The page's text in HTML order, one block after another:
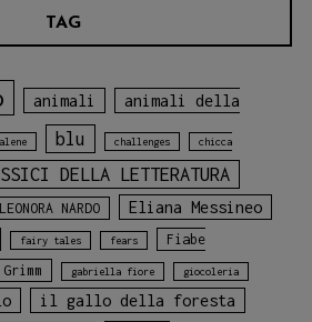
TAG
animali animali della
blu challenges chicca
DELLA LETTERATURA
NARDO
Eliana Messineo
fairy tales fears
Fiabe
gabriella fiore giocoleria
il gallo della foresta